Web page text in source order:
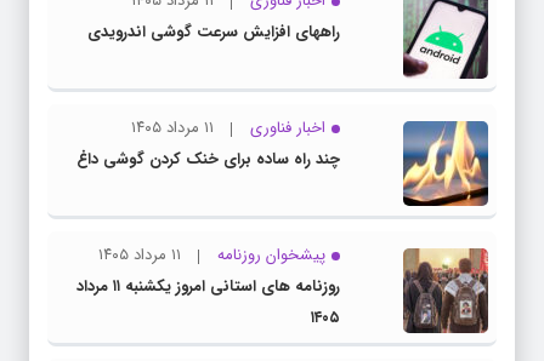
راههای افزایش سرعت گوشی اندرویدی
اخبار فناوری
۱۱ مرداد ۱۴۰۵
چند راه‌ ساده برای خنک کردن گوشی داغ
پیشخوان روزنامه
۱۱ مرداد ۱۴۰۵
روزنامه های استانی امروز یکشنبه ۱۱ مرداد
۱۴۰۵